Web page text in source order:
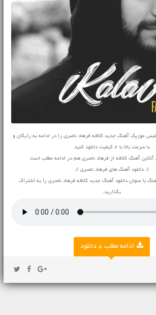
موزیک آهنگ جدید کلافه فرهاد ناصری را در ادامه به رایگان و
با سرعت بالا با 2 کیفیت دانلود کنید
آهنگ کلافه از فرهاد ناصری هم در ادامه مطلب است
♫ دانلود آهنگ های فرهاد ناصری ♫
با عنوان دانلود آهنگ جدید کلافه فرهاد ناصری را به اشتراک
بگذارید.
ادامه مطلب + دانلود